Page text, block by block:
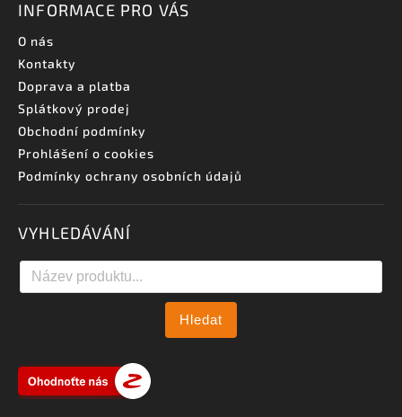
INFORMACE PRO VÁS
O nás
Kontakty
Doprava a platba
Splátkový prodej
Obchodní podmínky
Prohlášení o cookies
Podmínky ochrany osobních údajů
VYHLEDÁVÁNÍ
Hledat